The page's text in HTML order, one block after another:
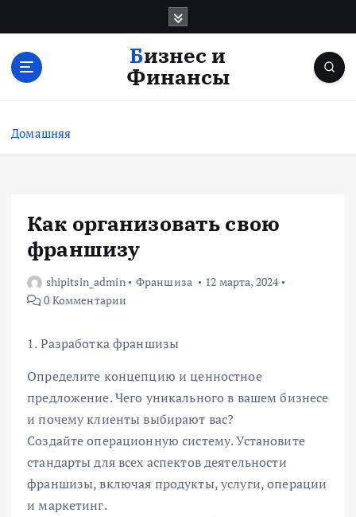
с
Бизнес и
Финансы
Домашняя
Как организовать свою
франшизу
shipitsin_admin Франшиза
12 марта, 2024
0 Комментарии
1. Разработка франшизы
Определите концепцию и ценностное
предложение. Чего уникального в вашем бизнесе
и почему клиенты выбирают вас?
Создайте операционную систему. Установите
стандарты для всех аспектов деятельности
франшизы, включая продукты, услуги, операции
и маркетинг.